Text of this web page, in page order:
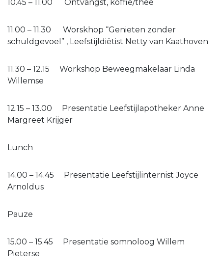
10.45 – 11.00 Ontvangst, koffie/thee
11.00 – 11.30 Worskhop “Genieten zonder
schuldgevoel” , Leefstijldiëtist Netty van Kaathoven
11.30 – 12.15 Workshop Beweegmakelaar Linda
Willemse
12.15 – 13.00 Presentatie Leefstijlapotheker Anne
Margreet Krijger
Lunch
14.00 – 14.45 Presentatie Leefstijlinternist Joyce
Arnoldus
Pauze
15.00 – 15.45 Presentatie somnoloog Willem
Pieterse